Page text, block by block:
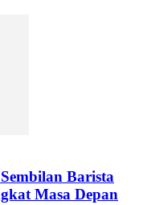
Barista
Masa Depan